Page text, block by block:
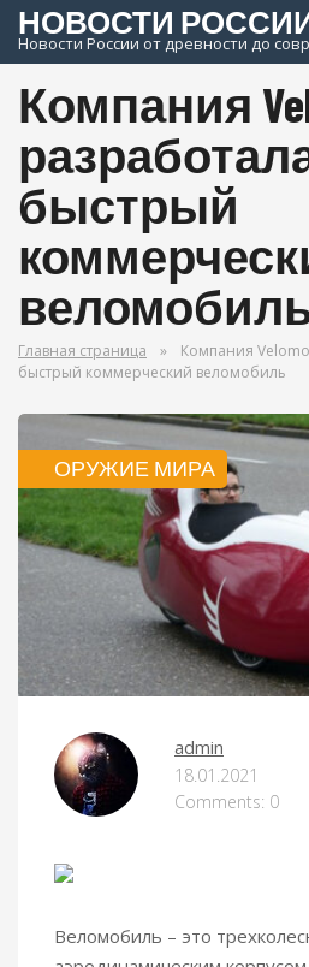
НОВОСТИ
Новости России от древности до
Компания
быстрый
Главная страница »
Компания
быстрый коммерческий веломобиль
ОРУЖИЕ МИРА
admin
18.01.2021
Comments: 0
Веломобиль – это